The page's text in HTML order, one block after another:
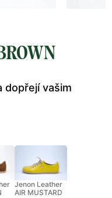
dopřejí vašim
Jenon Leather
AIR MUSTARD